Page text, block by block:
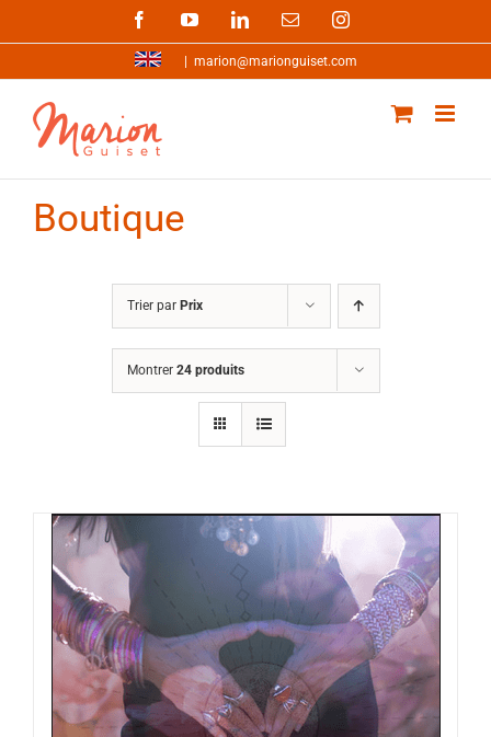
FacebookYouTubeLinkedInEmail Instagram
marion@marionguiset.com
Boutique
Trier par Prix
Montrer 24 produits